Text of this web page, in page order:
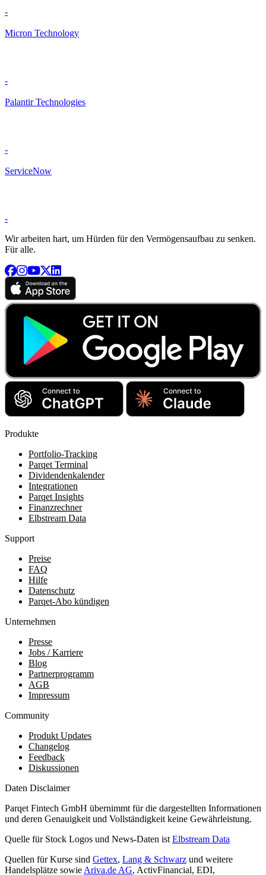
-
Micron Technology
-
Palantir Technologies
-
ServiceNow
-
Wir arbeiten hart, um Hürden für den Vermögensaufbau zu senken.
Für alle.
Produkte
Portfolio-Tracking
Parqet Terminal
Dividendenkalender
Integrationen
Parqet Insights
Finanzrechner
Elbstream Data
Support
Preise
FAQ
Hilfe
Datenschutz
Parqet-Abo kündigen
Unternehmen
Presse
Jobs / Karriere
Blog
Partnerprogramm
AGB
Impressum
Community
Produkt Updates
Changelog
Feedback
Diskussionen
Daten Disclaimer
Parqet Fintech GmbH übernimmt für die dargestellten Informationen
und deren Genauigkeit und Vollständigkeit keine Gewährleistung.
Quelle für Stock Logos und News-Daten ist Elbstream Data
Quellen für Kurse sind Gettex, Lang & Schwarz und weitere
Handelsplätze sowie Ariva.de AG, ActivFinancial, EDI,